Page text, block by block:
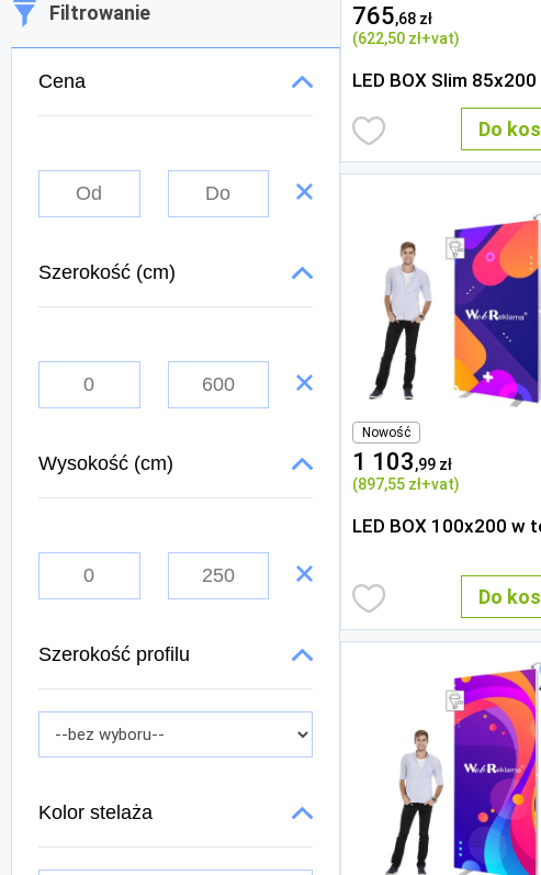
765,68 zł
(622,50 zł+vat)
LED BOX Slim 85x200
Do
Nowość
1 103,99 zł
(897,55 zł+vat)
LED BOX 100x200 w
Do
Filtrowanie
Cena
Szerokość (cm)
Wysokość (cm)
Szerokość profilu
Kolor stelaża